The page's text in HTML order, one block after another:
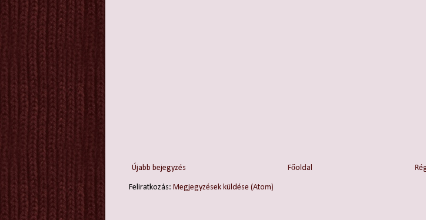
Újabb bejegyzés Főoldal
Feliratkozás: Megjegyzések küldése (Atom)